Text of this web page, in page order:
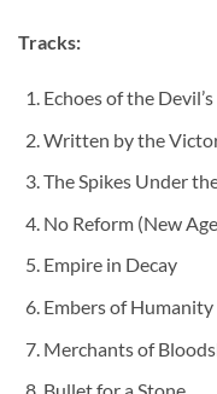
Tracks:
Echoes of the
Written by the
The Spikes Under
No Reform (New
Empire in Decay
Embers of Humanity
Merchants of